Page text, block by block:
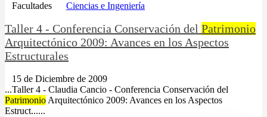
Facultades Ciencias e Ingeniería
Taller 4 - Conferencia Conservación del Patrimonio
Arquitectónico 2009: Avances en los Aspectos
Estructurales
15 de Diciembre de 2009
...Taller 4 - Claudia Cancio - Conferencia Conservación del
PatrimonioArquitectónico 2009: Avances en los Aspectos
Estruct......